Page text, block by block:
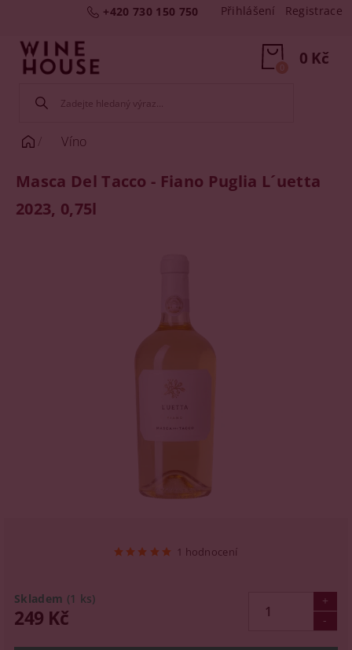
+420 730 150 750 Přihlášení Registrace
0 Kč
0
Víno
Masca Del Tacco - Fiano Puglia L´uetta
2023, 0,75l
1 hodnocení
Skladem (1 ks)
249 Kč